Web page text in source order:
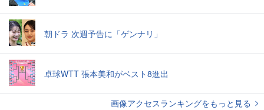
朝ドラ 次週予告に「ゲンナリ」
卓球WTT 張本美和がベスト8進出
画像アクセスランキングをもっと見る